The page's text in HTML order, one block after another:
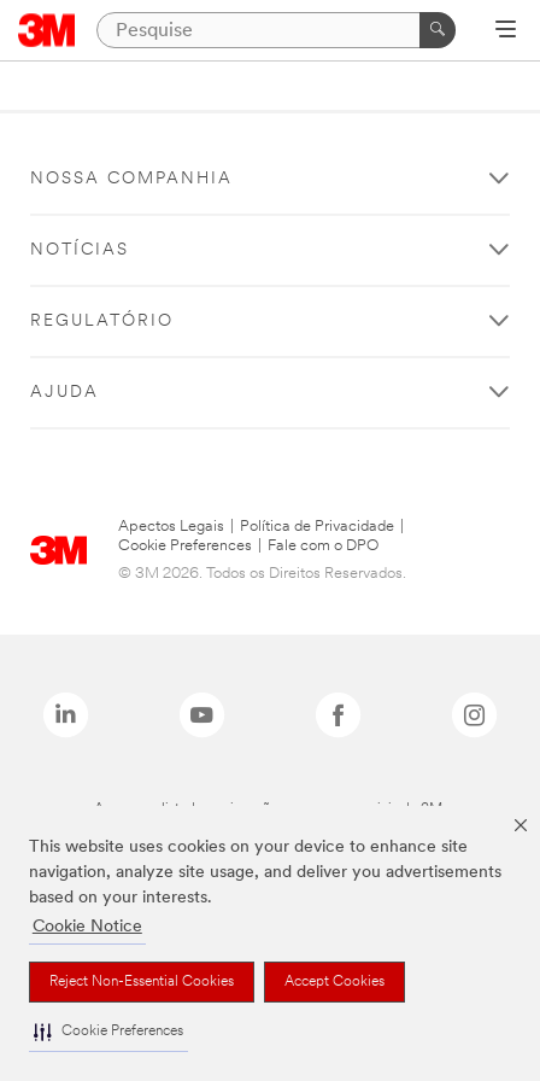
This website uses cookies on your device to enhance site
navigation, analyze site usage, and deliver you advertisements
based on your interests.
Cookie Notice
Reject Non-Essential Cookies Accept Cookies
Cookie Preferences
NOSSA COMPANHIA
NOTÍCIAS
REGULATÓRIO
AJUDA
Apectos Legais Política de Privacidade
Cookie Preferences
Fale com o DPO
© 3M 2026. Todos os Direitos Reservados.
As marcas listadas a cima são marcas comerciais da 3M.